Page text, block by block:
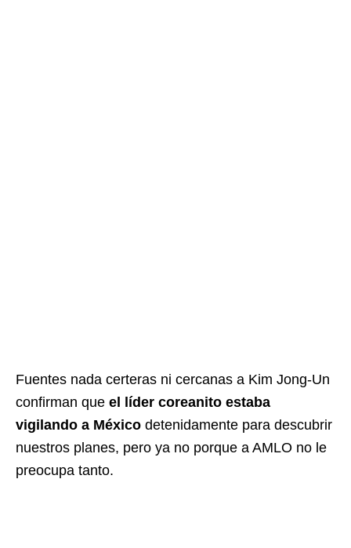
Fuentes nada certeras ni cercanas a Kim Jong-Un
confirman que el líder coreanito estaba
vigilando a México detenidamente para descubrir
nuestros planes, pero ya no porque a AMLO no le
preocupa tanto.